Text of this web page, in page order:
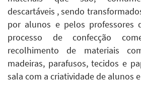
descartáveis , sendo
por alunos e pelos professores
processo de confecção
recolhimento de materiais
madeiras, parafusos, tecidos e
sala com a criatividade de alunos